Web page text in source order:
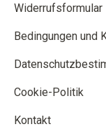
Widerrufsformular
Bedingungen und
Cookie-Politik
Kontakt